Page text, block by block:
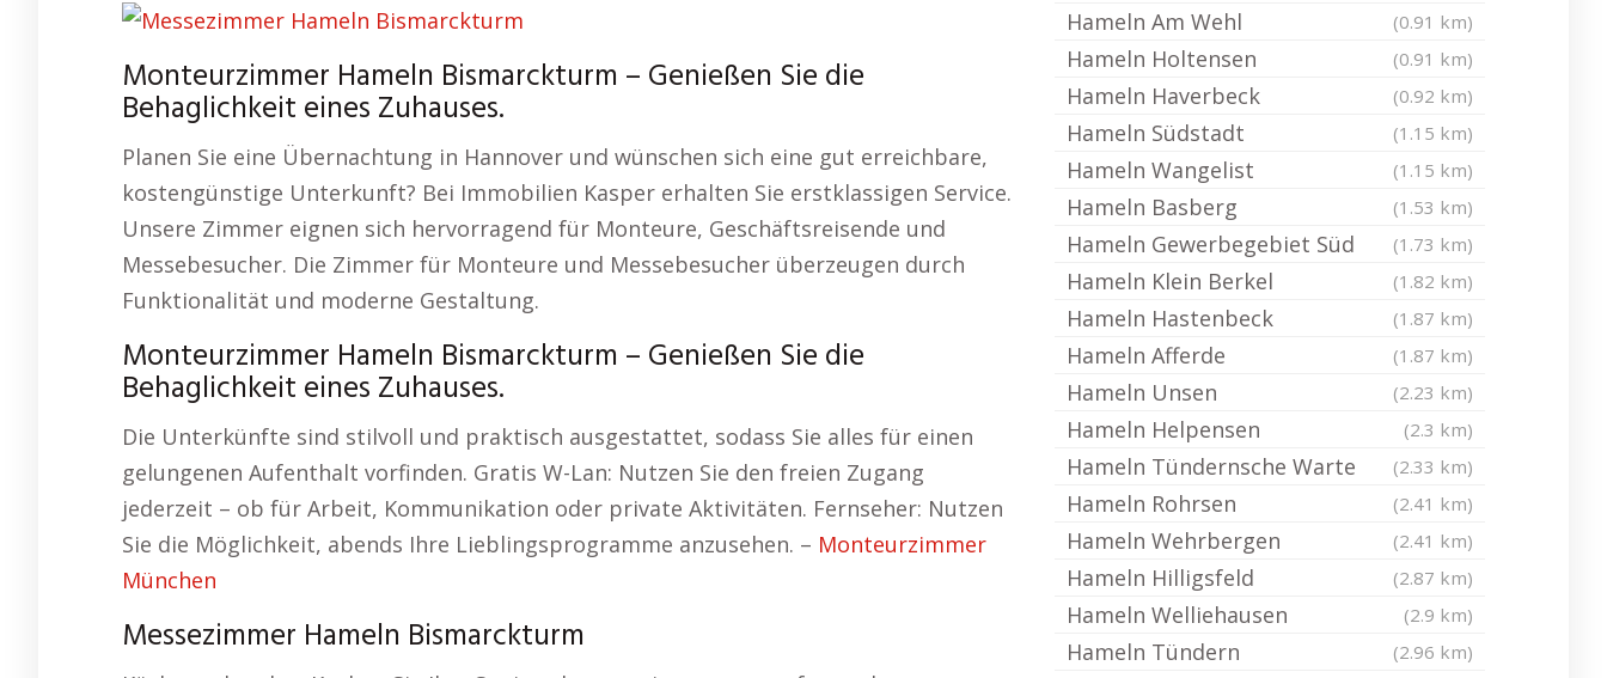
Monteurzimmer Hameln Bismarckturm – Genießen Sie die
Behaglichkeit eines Zuhauses.
Planen Sie eine Übernachtung in Hannover und wünschen sich eine gut erreichbare,
kostengünstige Unterkunft? Bei Immobilien Kasper erhalten Sie erstklassigen Service.
Unsere Zimmer eignen sich hervorragend für Monteure, Geschäftsreisende und
Messebesucher. Die Zimmer für Monteure und Messebesucher überzeugen durch
Funktionalität und moderne Gestaltung.
Monteurzimmer Hameln Bismarckturm – Genießen Sie die
Behaglichkeit eines Zuhauses.
Die Unterkünfte sind stilvoll und praktisch ausgestattet, sodass Sie alles für einen
gelungenen Aufenthalt vorfinden. Gratis W-Lan: Nutzen Sie den freien Zugang
jederzeit – ob für Arbeit, Kommunikation oder private Aktivitäten. Fernseher: Nutzen
Sie die Möglichkeit, abends Ihre Lieblingsprogramme anzusehen. – Monteurzimmer
München
Messezimmer Hameln Bismarckturm
Hameln Am Wehl (0.91 km)
Hameln Holtensen (0.91 km)
Hameln Haverbeck (0.92 km)
Hameln Südstadt (1.15 km)
Hameln Wangelist (1.15 km)
Hameln Basberg (1.53 km)
Hameln Gewerbegebiet Süd (1.73 km)
Hameln Klein Berkel (1.82 km)
Hameln Hastenbeck (1.87 km)
Hameln Afferde (1.87 km)
Hameln Unsen (2.23 km)
Hameln Helpensen (2.3 km)
Hameln Tündernsche Warte (2.33 km)
Hameln Rohrsen (2.41 km)
Hameln Wehrbergen (2.41 km)
Hameln Hilligsfeld (2.87 km)
Hameln Welliehausen (2.9 km)
Hameln Tündern (2.96 km)